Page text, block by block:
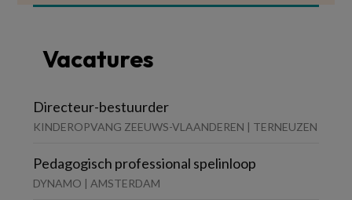
Vacatures
Directeur-bestuurder
KINDEROPVANG ZEEUWS-VLAANDEREN | TERNEUZEN
Pedagogisch professional spelinloop
DYNAMO | AMSTERDAM